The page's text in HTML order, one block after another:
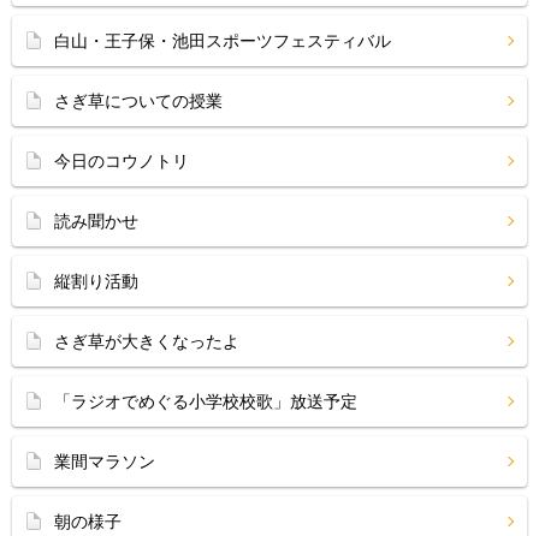
白山・王子保・池田スポーツフェスティバル
さぎ草についての授業
今日のコウノトリ
読み聞かせ
縦割り活動
さぎ草が大きくなったよ
「ラジオでめぐる小学校校歌」放送予定
業間マラソン
朝の様子